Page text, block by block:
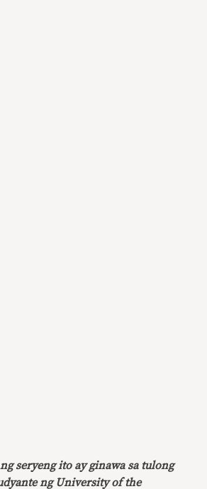
seryeng ito ay ginawa sa tulong
ng University of the